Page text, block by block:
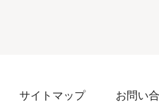
サイトマップ お問い